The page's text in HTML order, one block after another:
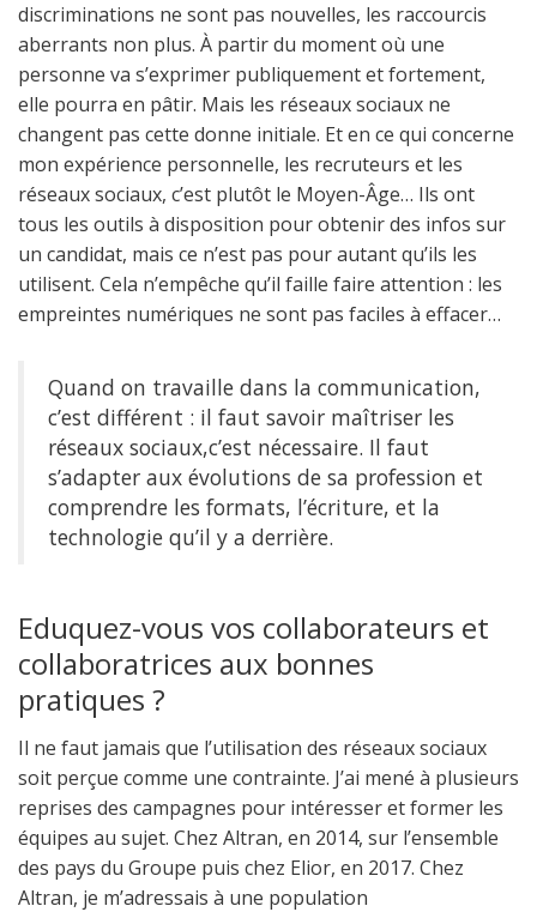
discriminations ne sont pas nouvelles, les raccourcis
aberrants non plus. À partir du moment où une
personne va s’exprimer publiquement et fortement,
elle pourra en pâtir. Mais les réseaux sociaux ne
changent pas cette donne initiale. Et en ce qui concerne
mon expérience personnelle, les recruteurs et les
réseaux sociaux, c’est plutôt le Moyen-Âge… Ils ont
tous les outils à disposition pour obtenir des infos sur
un candidat, mais ce n’est pas pour autant qu’ils les
utilisent. Cela n’empêche qu’il faille faire attention : les
empreintes numériques ne sont pas faciles à effacer…
Quand on travaille dans la communication,
c’est différent : il faut savoir maîtriser les
réseaux sociaux,c’est nécessaire. Il faut
s’adapter aux évolutions de sa profession et
comprendre les formats, l’écriture, et la
technologie qu’il y a derrière.
Eduquez-vous vos collaborateurs et
collaboratrices aux bonnes
pratiques ?
Il ne faut jamais que l’utilisation des réseaux sociaux
soit perçue comme une contrainte. J’ai mené à plusieurs
reprises des campagnes pour intéresser et former les
équipes au sujet. Chez Altran, en 2014, sur l’ensemble
des pays du Groupe puis chez Elior, en 2017. Chez
Altran, je m’adressais à une population